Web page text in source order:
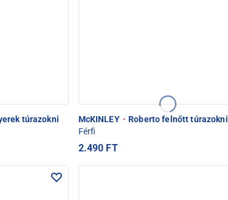
túrazokni
McKINLEY · Roberto felnőtt túrazokni
Férfi
2.490 FT